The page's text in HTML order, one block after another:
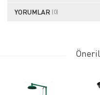
YORUMLAR (0)